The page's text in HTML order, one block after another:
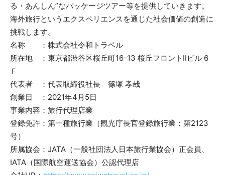
る・あんしん”なパッケージツアー等を提供していきます。
海外旅行というエクスペリエンスを通じた社会価値の創造に
挑戦します。
名称 ：株式会社令和トラベル
所在地 ：東京都渋谷区桜丘町16-13 桜丘フロントⅡビル 6
Ｆ
代表者 ：代表取締役社長 篠塚 孝哉
創業日 ：2021年4月5日
事業内容：旅行代理店業
登録免許：第一種旅行業（観光庁長官登録旅行業：第2123
号）
所属協会：JATA（一般社団法人日本旅行業協会）正会員、
IATA（国際航空運送協会）公認代理店